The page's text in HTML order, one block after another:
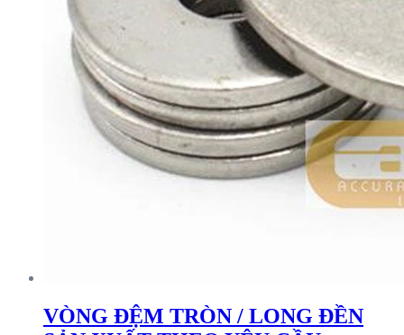
VÒNG ĐỆM TRÒN / LONG ĐỀN